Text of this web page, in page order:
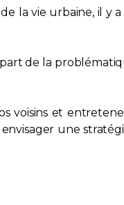
la vie urbaine, il y
de la
voisins et
une